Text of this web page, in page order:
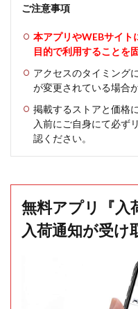
ご注意事項
本アプリやWEBサイト
目的で利用することを
アクセスのタイミング
が変更されている場合
掲載するストアと価格
入前にご自身にて必ず
認ください。
無料アプリ『入
入荷通知が受け